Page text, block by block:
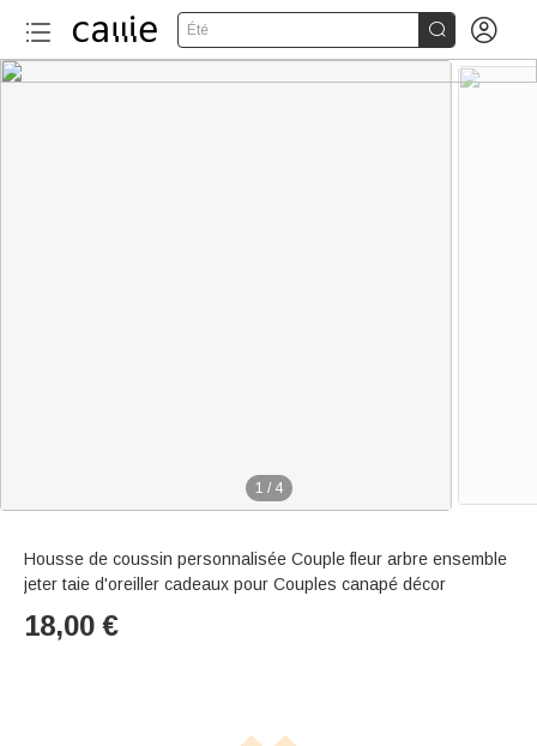
Été  
1 / 4
Housse de coussin personnalisée Couple fleur arbre ensemble
jeter taie d'oreiller cadeaux pour Couples canapé décor
18,00 €